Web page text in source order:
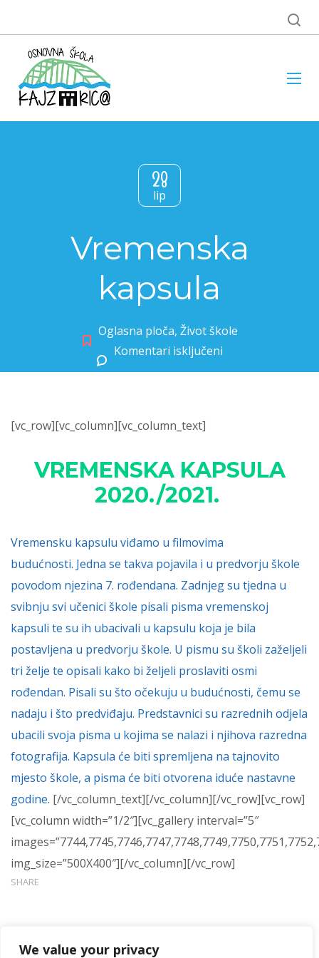
We value your privacy
28
lip
Vremenska
kapsula
Oglasna ploča, Život škole
Komentari isključeni
[vc_row][vc_column][vc_column_text]
VREMENSKA KAPSULA
2020./2021.
Vremensku kapsulu viđamo u filmovima
budućnosti. Jedna se takva pojavila i u predvorju škole
povodom njezina 7. rođendana. Zadnjeg su tjedna u
svibnju svi učenici škole pisali pisma vremenskoj
kapsuli te su ih ubacivali u kapsulu koja je bila
postavljena u predvorju škole. U pismu su školi zaželjeli
tri želje te opisali kako bi željeli proslaviti osmi
rođendan. Pisali su što očekuju u budućnosti, čemu se
nadaju i što predviđaju. Predstavnici su razrednih odjela
ubacili svoja pisma u kojima se nalazi i njihova razredna
fotografija. Kapsula će biti spremljena na tajnovito
mjesto škole, a pisma će biti otvorena iduće nastavne
godine. [/vc_column_text][/vc_column][/vc_row][vc_row]
[vc_column width=”1/2″][vc_gallery interval=”5″
img_size=”500X400″][/vc_column][/vc_row]
SHARE